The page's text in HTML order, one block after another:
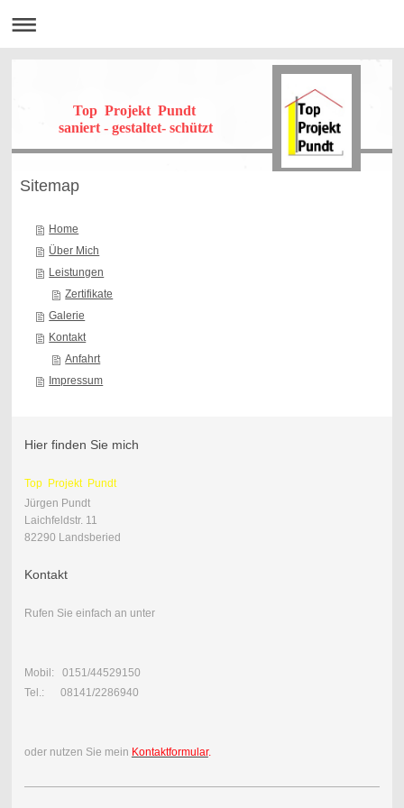
Top Projekt Pundt
saniert - gestaltet- schützt
Sitemap
Home
Über Mich
Leistungen
Zertifikate
Galerie
Kontakt
Anfahrt
Impressum
Hier finden Sie mich
Top Projekt Pundt
Jürgen Pundt
Laichfeldstr. 11
82290 Landsberied
Kontakt
Rufen Sie einfach an unter
Mobil: 0151/44529150
Tel.: 08141/2286940
oder nutzen Sie mein Kontaktformular.